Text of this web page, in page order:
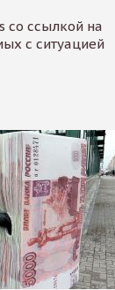
со ссылкой на
с ситуацией